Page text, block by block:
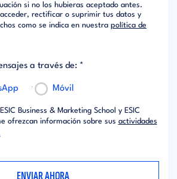
si no los hubieras aceptado antes.
rectificar o suprimir tus datos y
como se indica en nuestra política de
a través de: *
Móvil
Business & Marketing School y ESIC
ofrezcan información sobre sus actividades